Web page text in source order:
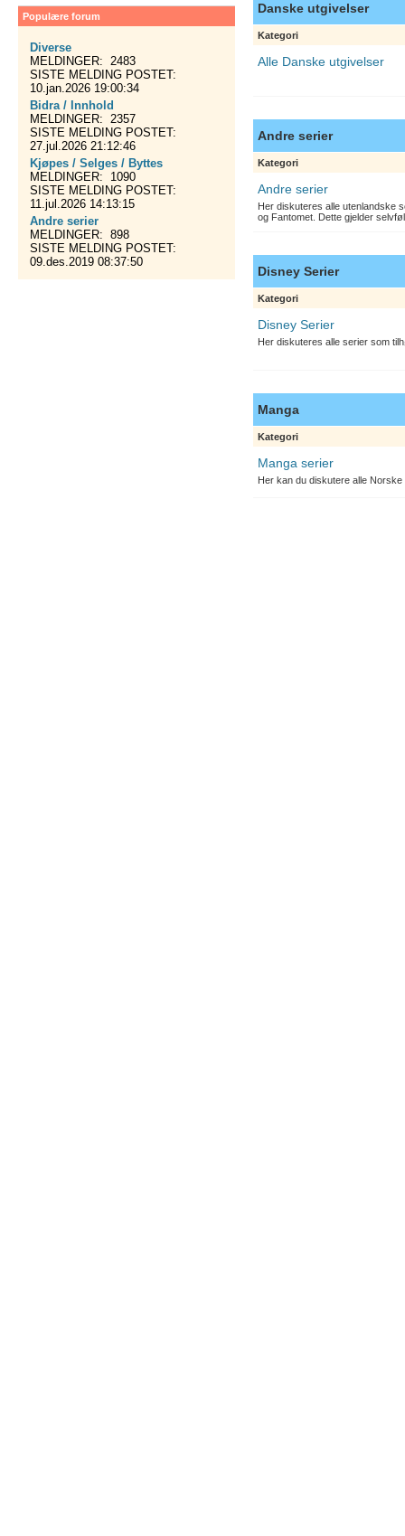
Populære forum
Diverse
MELDINGER: 2483
SISTE MELDING POSTET:
10.jan.2026 19:00:34
Bidra / Innhold
MELDINGER: 2357
SISTE MELDING POSTET:
27.jul.2026 21:12:46
Kjøpes / Selges / Byttes
MELDINGER: 1090
SISTE MELDING POSTET:
11.jul.2026 14:13:15
Andre serier
MELDINGER: 898
SISTE MELDING POSTET:
09.des.2019 08:37:50
Danske utgivelser
Kategori
Alle Danske utgivelser
Andre serier
Kategori
Andre serier
Her diskuteres alle utenlandske
og Fantomet. Dette gjelder
Disney Serier
Kategori
Disney Serier
Her diskuteres alle serier som
Manga
Kategori
Manga serier
Her kan du diskutere alle Norske